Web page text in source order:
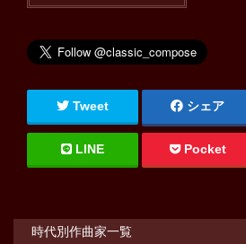
Tweet シェア
LINE Pocket
時代別作曲家一覧